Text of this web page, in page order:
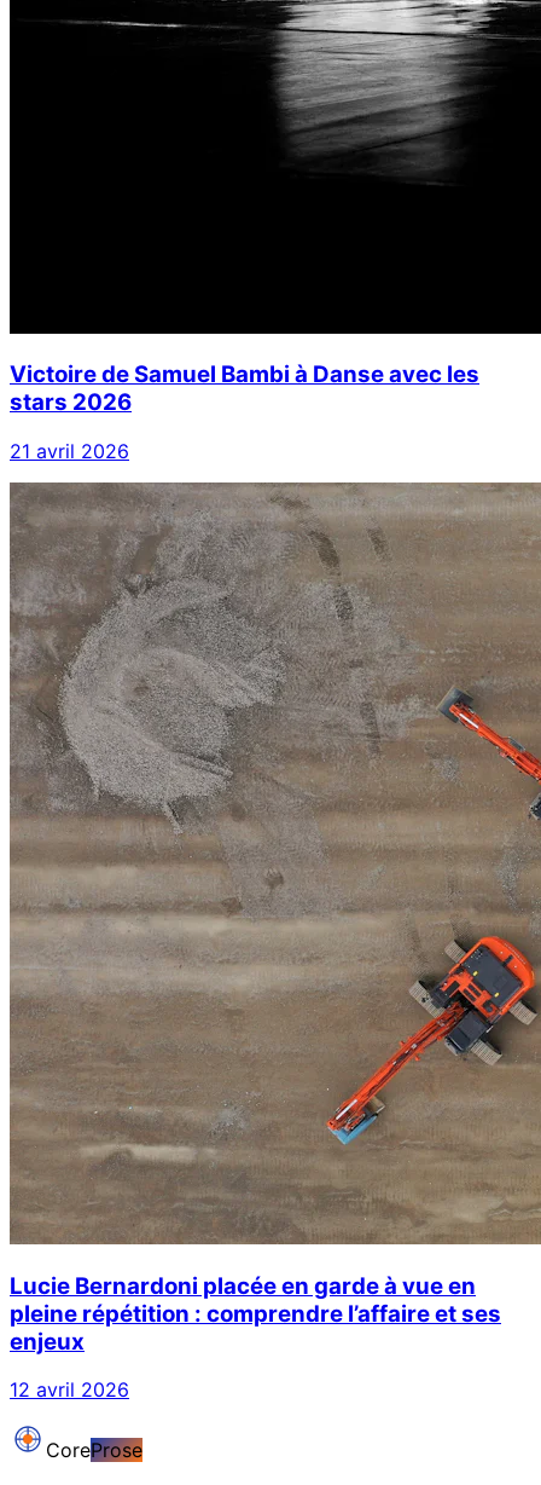
Victoire de Samuel Bambi à Danse avec les
stars 2026
21 avril 2026
Lucie Bernardoni placée en garde à vue en
pleine répétition : comprendre l’affaire et ses
enjeux
12 avril 2026
CoreProse